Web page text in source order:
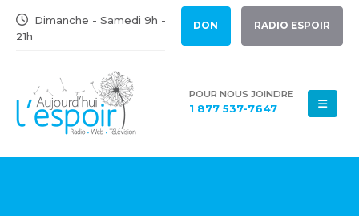
Dimanche - Samedi 9h -
21h
DON RADIO ESPOIR
POUR NOUS JOINDRE
1 877 537-7647